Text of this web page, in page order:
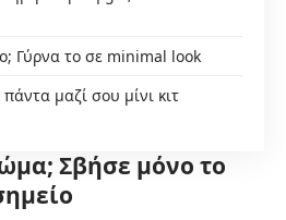
Γύρνα το σε minimal look
μαζί σου μίνι κιτ
Σβήσε μόνο το